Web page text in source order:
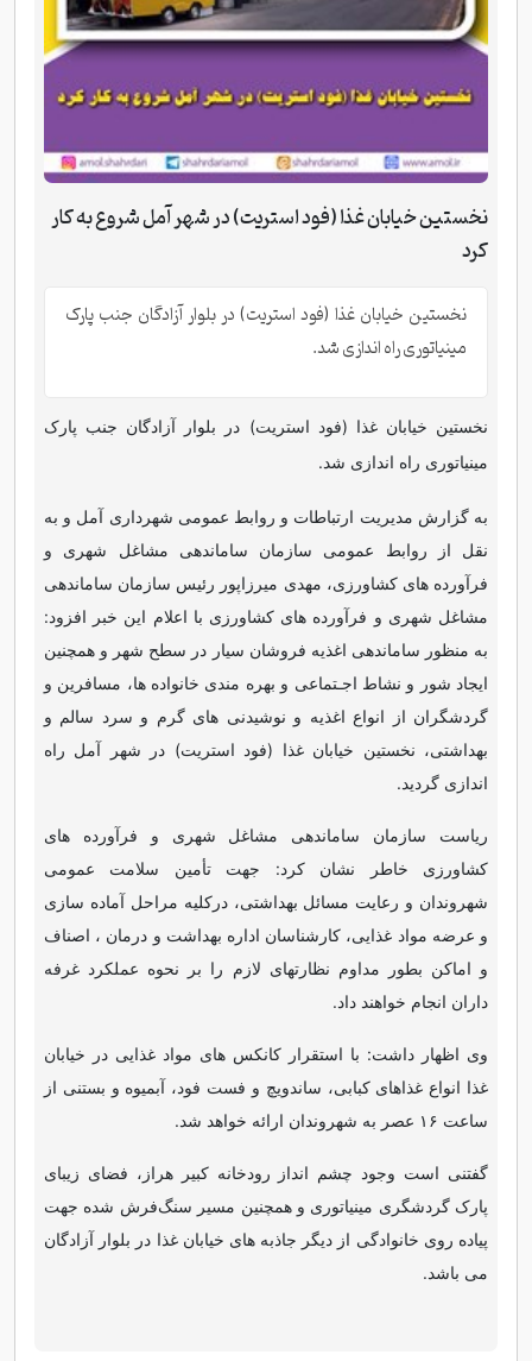
نخستین خیابان غذا (فود استریت) در شهر آمل شروع به کار
کرد
نخستین خیابان غذا (فود استریت) در بلوار آزادگان جنب پارک
مینیاتوری راه اندازی شد.
نخستین خیابان غذا (فود استریت) در بلوار آزادگان جنب پارک
مینیاتوری راه اندازی شد.
به گزارش مدیریت ارتباطات و روابط عمومی شهرداری آمل و به
نقل از روابط عمومی سازمان ساماندهی مشاغل شهری و
فرآورده های کشاورزی، مهدی میرزاپور رئیس سازمان ساماندهی
مشاغل شهری و فرآورده های کشاورزی با اعلام این خبر افزود:
به منظور ساماندهی اغذیه فروشان سیار در سطح شهر و همچنین
ایجاد شور و نشاط اجـتماعی و بهره مندی خانواده ها، مسافرین و
گردشگران از انواع اغذیه و نوشیدنی های گرم و سرد سالم و
بهداشتی، نخستین خیابان غذا (فود استریت) در شهر آمل راه
اندازی گردید.
ریاست سازمان ساماندهی مشاغل شهری و فرآورده های
کشاورزی خاطر نشان کرد: جهت تأمین سلامت عمومی
شهروندان و رعایت مسائل بهداشتی، درکلیه مراحل آماده سازی
و عرضه مواد غذایی، کارشناسان اداره بهداشت و درمان ، اصناف
و اماکن بطور مداوم نظارتهای لازم را بر نحوه عملکرد غرفه
داران انجام خواهند داد.
وی اظهار داشت: با استقرار کانکس های مواد غذایی در خیابان
غذا انواع غذاهای کبابی، ساندویچ و فست فود، آبمیوه‌ و بستنی از
ساعت ۱۶ عصر به شهروندان ارائه خواهد شد.
گفتنی است وجود چشم انداز رودخانه کبیر هراز، فضای زیبای
پارک گردشگری مینیاتوری و همچنین مسیر سنگ‌فرش شده جهت
پیاده روی خانوادگی از دیگر جاذبه های خیابان غذا در بلوار آزادگان
می باشد.